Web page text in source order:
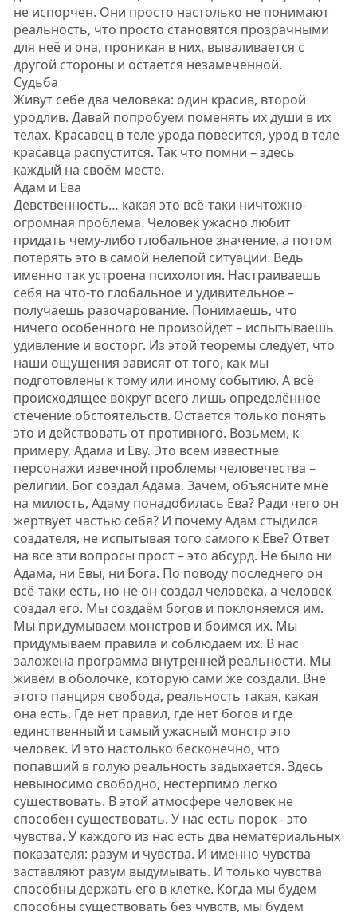
не испорчен. Они просто настолько не понимают
реальность, что просто становятся прозрачными
для неё и она, проникая в них, вываливается с
другой стороны и остается незамеченной.
Судьба
Живут себе два человека: один красив, второй
уродлив. Давай попробуем поменять их души в их
телах. Красавец в теле урода повесится, урод в теле
красавца распустится. Так что помни – здесь
каждый на своём месте.
Адам и Ева
Девственность… какая это всё-таки ничтожно-
огромная проблема. Человек ужасно любит
придать чему-либо глобальное значение, а потом
потерять это в самой нелепой ситуации. Ведь
именно так устроена психология. Настраиваешь
себя на что-то глобальное и удивительное –
получаешь разочарование. Понимаешь, что
ничего особенного не произойдет – испытываешь
удивление и восторг. Из этой теоремы следует, что
наши ощущения зависят от того, как мы
подготовлены к тому или иному событию. А всё
происходящее вокруг всего лишь определённое
стечение обстоятельств. Остаётся только понять
это и действовать от противного. Возьмем, к
примеру, Адама и Еву. Это всем известные
персонажи извечной проблемы человечества –
религии. Бог создал Адама. Зачем, объясните мне
на милость, Адаму понадобилась Ева? Ради чего он
жертвует частью себя? И почему Адам стыдился
создателя, не испытывая того самого к Еве? Ответ
на все эти вопросы прост – это абсурд. Не было ни
Адама, ни Евы, ни Бога. По поводу последнего он
всё-таки есть, но не он создал человека, а человек
создал его. Мы создаём богов и поклоняемся им.
Мы придумываем монстров и боимся их. Мы
придумываем правила и соблюдаем их. В нас
заложена программа внутренней реальности. Мы
живём в оболочке, которую сами же создали. Вне
этого панциря свобода, реальность такая, какая
она есть. Где нет правил, где нет богов и где
единственный и самый ужасный монстр это
человек. И это настолько бесконечно, что
попавший в голую реальность задыхается. Здесь
невыносимо свободно, нестерпимо легко
существовать. В этой атмосфере человек не
способен существовать. У нас есть порок - это
чувства. У каждого из нас есть два нематериальных
показателя: разум и чувства. И именно чувства
заставляют разум выдумывать. И только чувства
способны держать его в клетке. Когда мы будем
способны существовать без чувств, мы будем